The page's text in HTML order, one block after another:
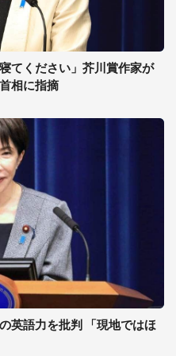
てください」芥川賞作家が
相に指摘
英語力を批判 「現地ではほ